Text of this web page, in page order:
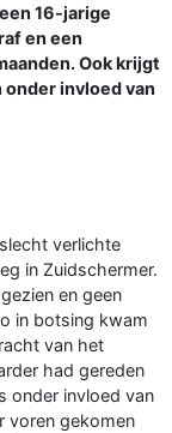
16-jarige
en een
Ook krijgt
invloed van
verlichte
in Zuidschermer.
en geen
in botsing kwam
van het
had gereden
onder invloed van
voren gekomen